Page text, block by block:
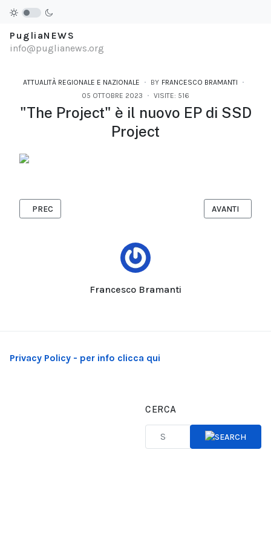
PugliaNEWS
info@puglianews.org
ATTUALITÀ REGIONALE E NAZIONALE BY FRANCESCO BRAMANTI
05 OTTOBRE 2023
VISITE: 516
"The Project" è il nuovo EP di SSD
Project
Francesco Bramanti
ARTICOLO PRECEDENTE: HELMET PROJECT - “INVISIBLE
PREC ARTICOLO
AVANTI
Privacy Policy - per info clicca qui
CERCA